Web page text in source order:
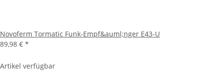
Novoferm Tormatic Funk-Empf&auml;nger E43-U
89,98 € *
Artikel verfügbar